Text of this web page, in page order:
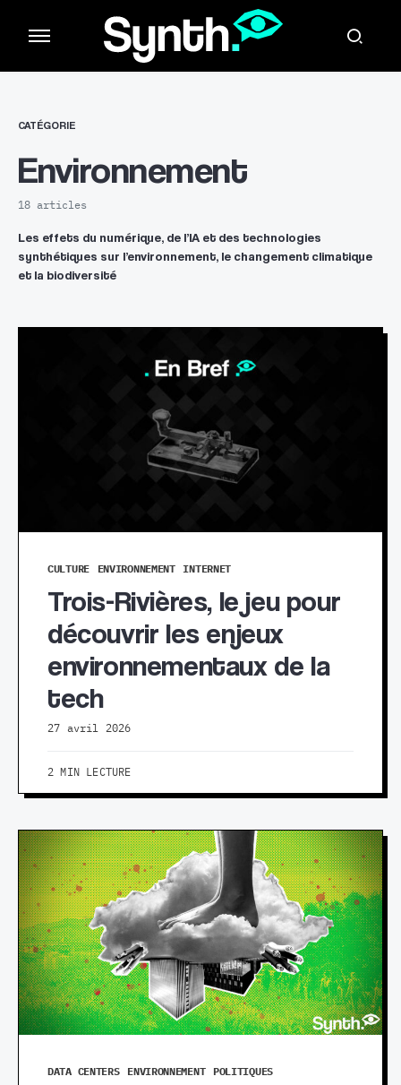
CATÉGORIE
Environnement
18 articles
Les effets du numérique, de l’IA et des technologies
synthétiques sur l’environnement, le changement climatique
et la biodiversité
CULTURE ENVIRONNEMENT INTERNET
Trois-Rivières, le jeu pour
découvrir les enjeux
environnementaux de la
tech
27 avril 2026
2 MIN LECTURE
DATA CENTERS ENVIRONNEMENT POLITIQUES